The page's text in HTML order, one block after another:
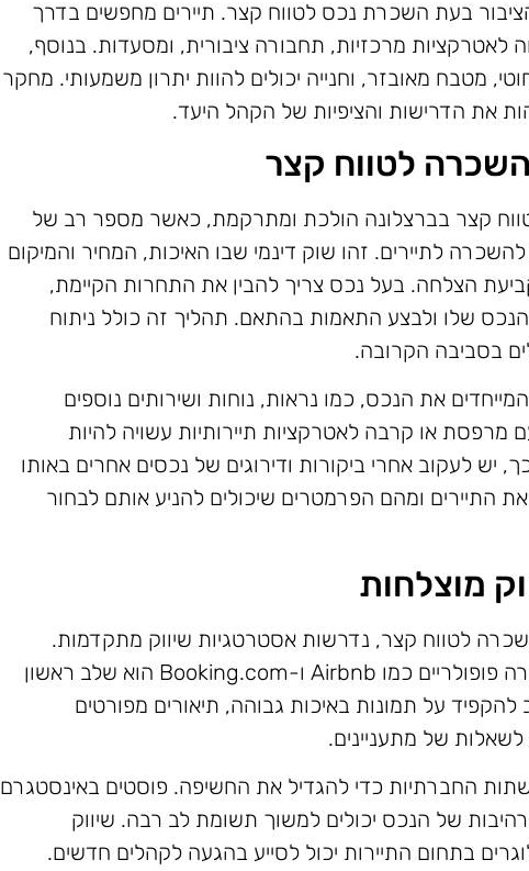
בעת השכרת נכס לטווח קצר. תיירים מחפשים בדרך
לאטרקציות מרכזיות, תחבורה ציבורית, ומסעדות. בנוסף,
מטבח מאובזר, וחנייה יכולים להוות יתרון משמעותי. מחקר
את הדרישות והציפיות של הקהל היעד.
לטווח קצר
קצר בברצלונה הולכת ומתרקמת, כאשר מספר רב של
לתיירים. זהו שוק דינמי שבו האיכות, המחיר והמיקום
הצלחה. בעל נכס צריך להבין את התחרות הקיימת,
שלו ולבצע התאמות בהתאם. תהליך זה כולל ניתוח
בסביבה הקרובה.
את הנכס, כמו נראות, נוחות ושירותים נוספים
מרפסת או קרבה לאטרקציות תיירותיות עשויה להיות
יש לעקוב אחרי ביקורות ודירוגים של נכסים אחרים באותו
התיירים ומהם הפרמטרים שיכולים להניע אותם לבחור
מוצלחות
לטווח קצר, נדרשות אסטרטגיות שיווק מתקדמות.
פרסום הנכס באתרי השכרה פופולריים כמו Airbnb ו-Booking.com הוא שלב ראשון
על תמונות באיכות גבוהה, תיאורים מפורטים
לשאלות של מתעניינים.
החברתיות כדי להגדיל את החשיפה. פוסטים באינסטגרם
של הנכס יכולים למשוך תשומת לב רבה. שיווק
בתחום התיירות יכול לסייע בהגעה לקהלים חדשים.